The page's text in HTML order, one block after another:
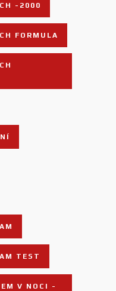
-2000
FORMULA
TEST
V NOCI -